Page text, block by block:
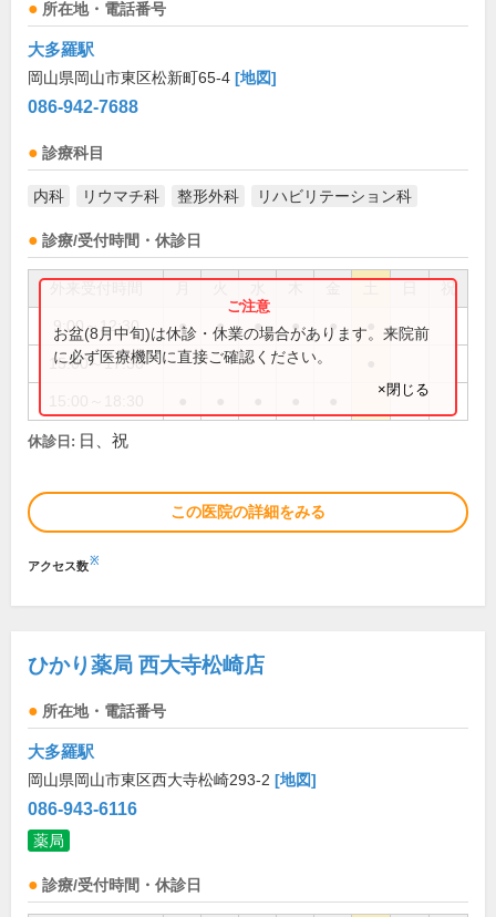
所在地・電話番号
大多羅駅
岡山県岡山市東区松新町65-4 [地図]
086-942-7688
診療科目
内科 リウマチ科 整形外科 リハビリテーション科
診療/受付時間・休診日
祝
9:00～12:30 ● ● ● ● ●
15:00～17:30
お盆(8月中旬)は休診・休業の場合があります。来院前
に必ず医療機関に直接ご確認ください。
×閉じる
休診日: 日、祝
この医院の詳細をみる
アクセス数※
ひかり薬局 西大寺松崎店
所在地・電話番号
大多羅駅
岡山県岡山市東区西大寺松崎293-2 [地図]
086-943-6116
薬局
診療/受付時間・休診日